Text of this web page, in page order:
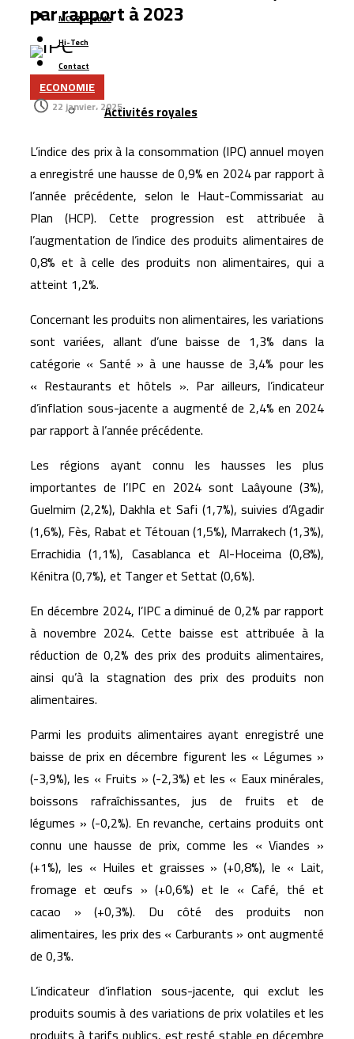
Azimut Holding mise sur le Maroc et les marchés
émergents pour accélérer son expansion internationale
La Bourse de Casablanca lance une nouvelle plateforme
numérique pour améliorer l’accès aux données de
marché
L’aéroport Rabat-Salé enregistre une hausse de 14,8 %
du trafic passagers au premier semestre 2026
La startup marocaine Afdal représentera le Maroc à la
Silicon Valley
Le Maroc lance son plus grand programme de liaisons
aériennes avec Ryanair pour l’hiver 2026
La Bourse de Casablanca porte le flottant de CIH Bank
MCG24 Hebdo
Hi-Tech
Contact
Plus
Activités royales
par rapport à 2023
ECONOMIE
22 janvier، 2025
L’indice des prix à la consommation (IPC) annuel moyen
a enregistré une hausse de 0,9% en 2024 par rapport à
l’année précédente, selon le Haut-Commissariat au
Plan (HCP). Cette progression est attribuée à
l’augmentation de l’indice des produits alimentaires de
0,8% et à celle des produits non alimentaires, qui a
atteint 1,2%.
Concernant les produits non alimentaires, les variations
sont variées, allant d’une baisse de 1,3% dans la
catégorie « Santé » à une hausse de 3,4% pour les
« Restaurants et hôtels ». Par ailleurs, l’indicateur
d’inflation sous-jacente a augmenté de 2,4% en 2024
par rapport à l’année précédente.
Les régions ayant connu les hausses les plus
importantes de l’IPC en 2024 sont Laâyoune (3%),
Guelmim (2,2%), Dakhla et Safi (1,7%), suivies d’Agadir
(1,6%), Fès, Rabat et Tétouan (1,5%), Marrakech (1,3%),
Errachidia (1,1%), Casablanca et Al-Hoceima (0,8%),
Kénitra (0,7%), et Tanger et Settat (0,6%).
En décembre 2024, l’IPC a diminué de 0,2% par rapport
à novembre 2024. Cette baisse est attribuée à la
réduction de 0,2% des prix des produits alimentaires,
ainsi qu’à la stagnation des prix des produits non
alimentaires.
Parmi les produits alimentaires ayant enregistré une
baisse de prix en décembre figurent les « Légumes »
(-3,9%), les « Fruits » (-2,3%) et les « Eaux minérales,
boissons rafraîchissantes, jus de fruits et de
légumes » (-0,2%). En revanche, certains produits ont
connu une hausse de prix, comme les « Viandes »
(+1%), les « Huiles et graisses » (+0,8%), le « Lait,
fromage et œufs » (+0,6%) et le « Café, thé et
cacao » (+0,3%). Du côté des produits non
alimentaires, les prix des « Carburants » ont augmenté
de 0,3%.
L’indicateur d’inflation sous-jacente, qui exclut les
produits soumis à des variations de prix volatiles et les